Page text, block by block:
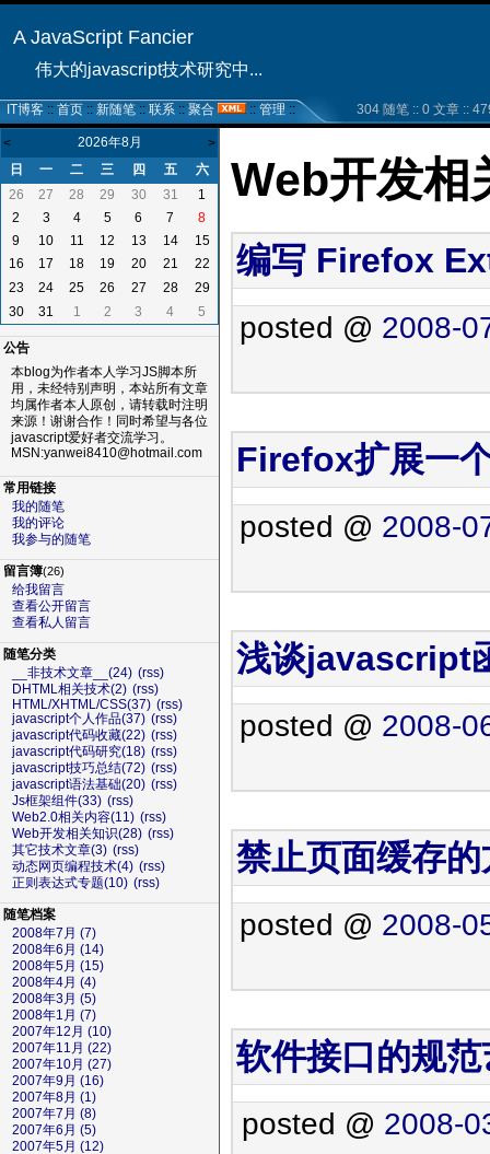
A JavaScript Fancier
伟大的javascript技术研究中...
IT博客 :: 首页 :: 新随笔 :: 联系 :: 聚合 :: 管理 :: 304 随笔 :: 0 文章 ::
< 2026年8月 >
日 一 二 三 四 五
六
26
27 28 29 30 31
1
2
3 4 5 6 7
8
9
10 11 12 13 14
15
16
17 18 19 20 21
22
23
24 25 26 27 28
29
30
31 1 2 3 4 5
公告
本blog为作者本人学习JS脚本所
用，未经特别声明，本站所有文章
均属作者本人原创，请转载时注明
来源！谢谢合作！同时希望与各位
javascript爱好者交流学习。
MSN:yanwei8410@hotmail.com
常用链接
我的随笔
我的评论
我参与的随笔
留言簿(26)
给我留言
查看公开留言
查看私人留言
随笔分类
__非技术文章__(24) (rss)
DHTML相关技术(2) (rss)
HTML/XHTML/CSS(37) (rss)
javascript个人作品(37) (rss)
javascript代码收藏(22) (rss)
javascript代码研究(18) (rss)
javascript技巧总结(72) (rss)
javascript语法基础(20) (rss)
Js框架组件(33) (rss)
Web2.0相关内容(11) (rss)
Web开发相关知识(28) (rss)
其它技术文章(3) (rss)
动态网页编程技术(4) (rss)
正则表达式专题(10) (rss)
随笔档案
2008年7月 (7)
2008年6月 (14)
2008年5月 (15)
2008年4月 (4)
2008年3月 (5)
2008年1月 (7)
2007年12月 (10)
2007年11月 (22)
2007年10月 (27)
2007年9月 (16)
2007年8月 (1)
2007年7月 (8)
2007年6月 (5)
2007年5月 (12)
Web开发相
编写 Firefox
posted @ 2008-
Firefox扩展一
posted @ 2008-
浅谈javascript
posted @ 2008-
禁止页面缓存的
posted @ 2008-
软件接口的规
posted @ 2008-